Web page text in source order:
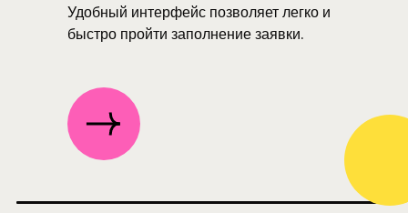
Удобный интерфейс позволяет легко и
быстро пройти заполнение заявки.